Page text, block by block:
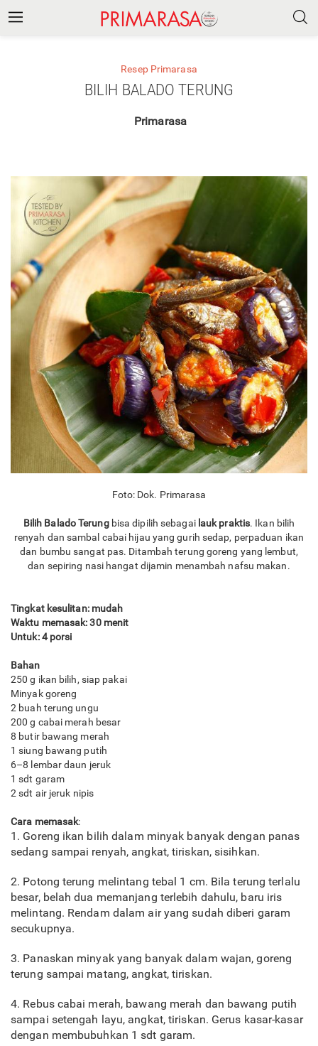
Resep Primarasa
BILIH BALADO TERUNG
Primarasa
Foto: Dok. Primarasa
Bilih Balado Terungbisa dipilih sebagai lauk praktis. Ikan bilih
renyah dan sambal cabai hijau yang gurih sedap, perpaduan ikan
dan bumbu sangat pas. Ditambah terung goreng yang lembut,
dan sepiring nasi hangat dijamin menambah nafsu makan.
Tingkat kesulitan: mudah
Waktu memasak: 30 menit
Untuk: 4 porsi
Bahan
250 g ikan bilih, siap pakai
Minyak goreng
2 buah terung ungu
200 g cabai merah besar
8 butir bawang merah
1 siung bawang putih
6–8 lembar daun jeruk
1 sdt garam
2 sdt air jeruk nipis
Cara memasak:
1. Goreng ikan bilih dalam minyak banyak dengan panas
sedang sampai renyah, angkat, tiriskan, sisihkan.
2. Potong terung melintang tebal 1 cm. Bila terung terlalu
besar, belah dua memanjang terlebih dahulu, baru iris
melintang. Rendam dalam air yang sudah diberi garam
secukupnya.
3. Panaskan minyak yang banyak dalam wajan, goreng
terung sampai matang, angkat, tiriskan.
4. Rebus cabai merah, bawang merah dan bawang putih
sampai setengah layu, angkat, tiriskan. Gerus kasar-kasar
dengan membubuhkan 1 sdt garam.